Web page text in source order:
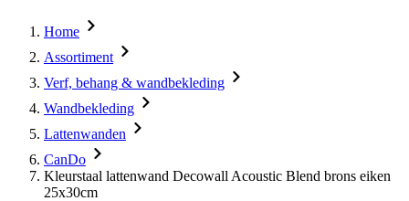
Home
Assortiment
Verf, behang & wandbekleding
Wandbekleding
Lattenwanden
CanDo
Kleurstaal lattenwand Decowall Acoustic Blend brons eiken
25x30cm